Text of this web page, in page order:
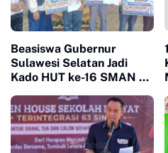
Beasiswa Gubernur
Sulawesi Selatan Jadi
Kado HUT ke-16 SMAN 10